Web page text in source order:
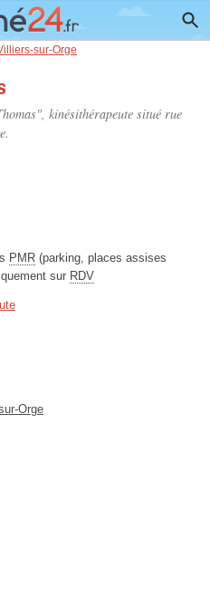
sur-Orge
kinésithérapeute situé rue
PMR (parking, places assises
sur RDV
Orge